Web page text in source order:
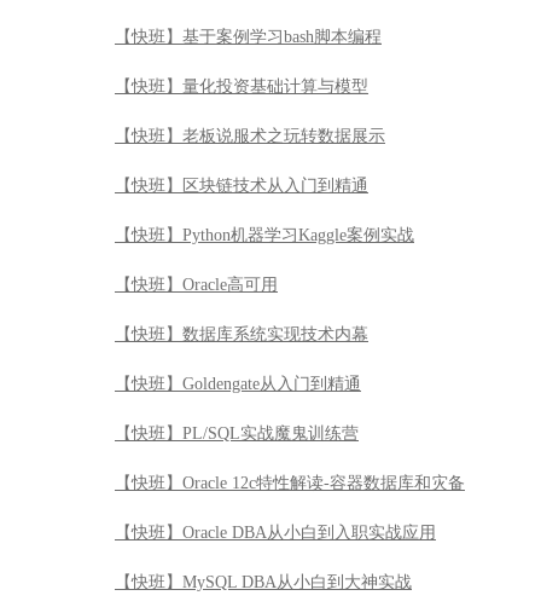
【快班】基于案例学习bash脚本编程
【快班】量化投资基础计算与模型
【快班】老板说服术之玩转数据展示
【快班】区块链技术从入门到精通
【快班】Python机器学习Kaggle案例实战
【快班】Oracle高可用
【快班】数据库系统实现技术内幕
【快班】Goldengate从入门到精通
【快班】PL/SQL实战魔鬼训练营
【快班】Oracle 12c特性解读-容器数据库和灾备
【快班】Oracle DBA从小白到入职实战应用
【快班】MySQL DBA从小白到大神实战